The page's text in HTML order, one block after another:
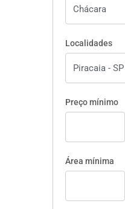
Localidades
Preço mínimo
Área mínima